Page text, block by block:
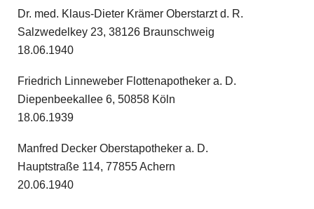
Dr. med. Klaus-Dieter Krämer Oberstarzt d. R.
Salzwedelkey 23, 38126 Braunschweig
18.06.1940
Friedrich Linneweber Flottenapotheker a. D.
Diepenbeekallee 6, 50858 Köln
18.06.1939
Manfred Decker Oberstapotheker a. D.
Hauptstraße 114, 77855 Achern
20.06.1940